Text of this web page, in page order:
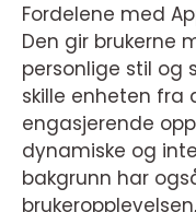
Fordelene med
Den gir brukerne
personlige stil og
skille enheten fra
engasjerende
dynamiske og
bakgrunn har